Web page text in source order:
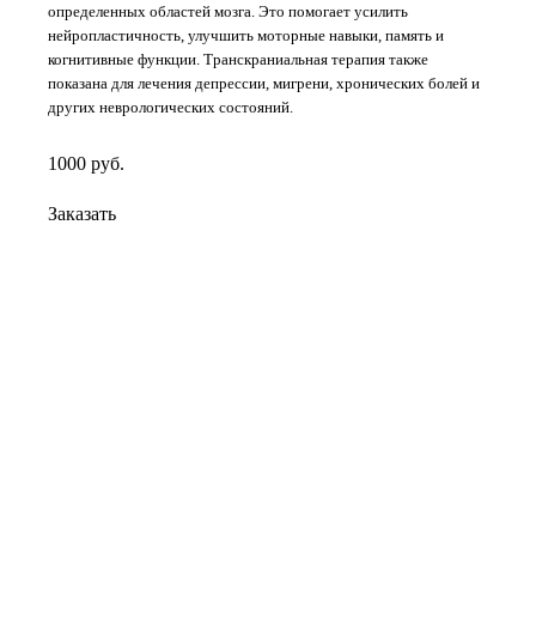
определенных областей мозга. Это помогает усилить
нейропластичность, улучшить моторные навыки, память и
когнитивные функции. Транскраниальная терапия также
показана для лечения депрессии, мигрени, хронических болей и
других неврологических состояний.
1000 руб.
Заказать